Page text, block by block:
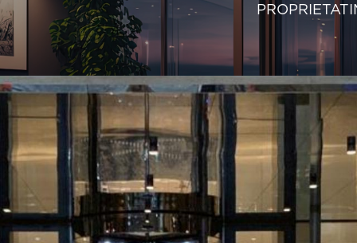
PROPRIETATI